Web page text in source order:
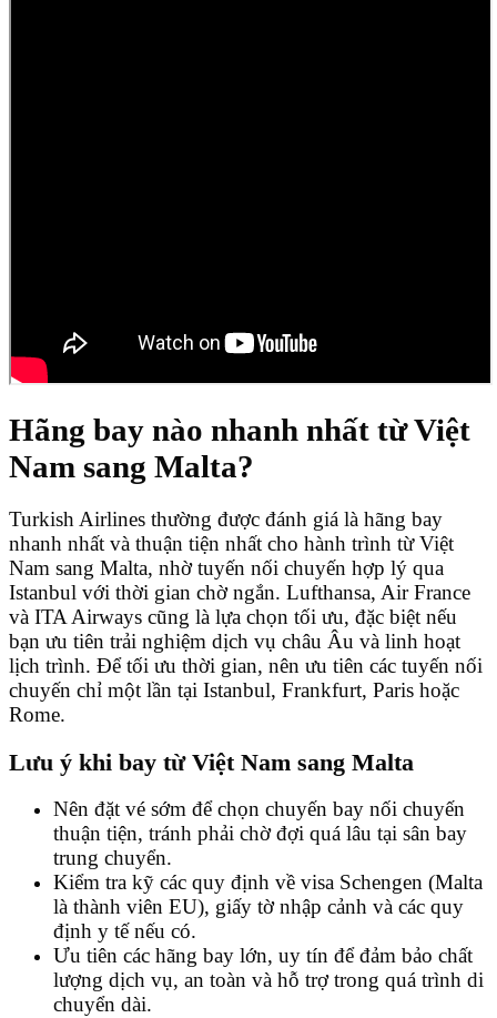
Hãng bay nào nhanh nhất từ Việt
Nam sang Malta?
Turkish Airlines thường được đánh giá là hãng bay
nhanh nhất và thuận tiện nhất cho hành trình từ Việt
Nam sang Malta, nhờ tuyến nối chuyến hợp lý qua
Istanbul với thời gian chờ ngắn. Lufthansa, Air France
và ITA Airways cũng là lựa chọn tối ưu, đặc biệt nếu
bạn ưu tiên trải nghiệm dịch vụ châu Âu và linh hoạt
lịch trình. Để tối ưu thời gian, nên ưu tiên các tuyến nối
chuyến chỉ một lần tại Istanbul, Frankfurt, Paris hoặc
Rome.
Lưu ý khi bay từ Việt Nam sang Malta
Nên đặt vé sớm để chọn chuyến bay nối chuyến
thuận tiện, tránh phải chờ đợi quá lâu tại sân bay
trung chuyển.
Kiểm tra kỹ các quy định về visa Schengen (Malta
là thành viên EU), giấy tờ nhập cảnh và các quy
định y tế nếu có.
Ưu tiên các hãng bay lớn, uy tín để đảm bảo chất
lượng dịch vụ, an toàn và hỗ trợ trong quá trình di
chuyển dài.